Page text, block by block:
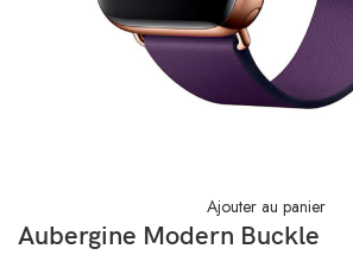
Ajouter au panier
Aubergine Modern Buckle